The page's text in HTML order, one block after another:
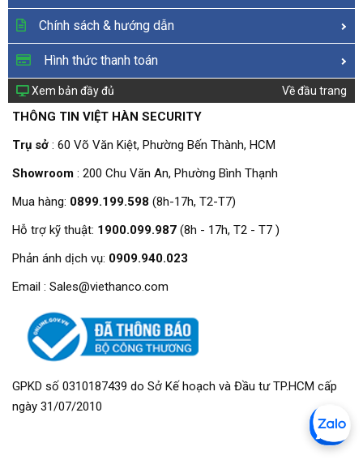
Chính sách & hướng dẫn
Hình thức thanh toán
Xem bản đầy đủ Về đầu trang
THÔNG TIN VIỆT HÀN SECURITY
Trụ sở : 60 Võ Văn Kiệt, Phường Bến Thành, HCM
Showroom : 200 Chu Văn An, Phường Bình Thạnh
Mua hàng: 0899.199.598 (8h-17h, T2-T7)
Hỗ trợ kỹ thuật: 1900.099.987 (8h - 17h, T2 - T7 )
Phản ánh dịch vụ: 0909.940.023
Email : Sales@viethanco.com
GPKD số 0310187439 do Sở Kế hoạch và Đầu tư TP.HCM cấp
ngày 31/07/2010